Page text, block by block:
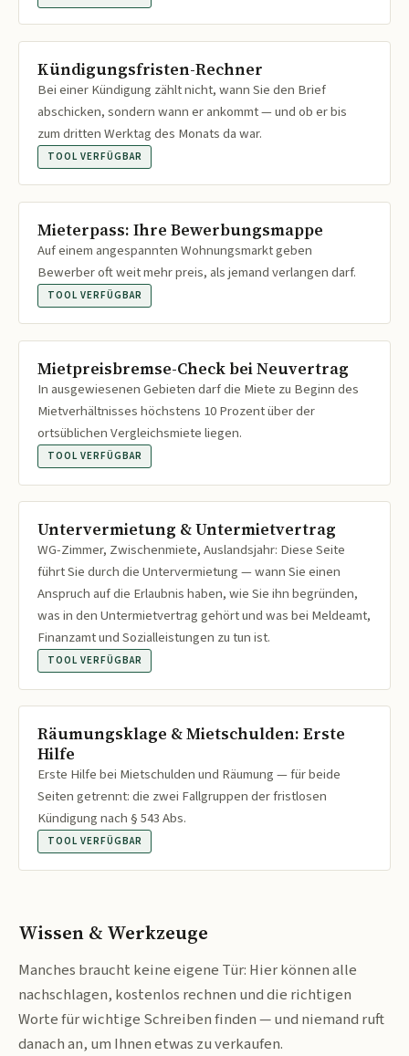
Kündigungsfristen-Rechner
Bei einer Kündigung zählt nicht, wann Sie den Brief
abschicken, sondern wann er ankommt — und ob er bis
zum dritten Werktag des Monats da war.
TOOL VERFÜGBAR
Mieterpass: Ihre Bewerbungsmappe
Auf einem angespannten Wohnungsmarkt geben
Bewerber oft weit mehr preis, als jemand verlangen darf.
TOOL VERFÜGBAR
Mietpreisbremse-Check bei Neuvertrag
In ausgewiesenen Gebieten darf die Miete zu Beginn des
Mietverhältnisses höchstens 10 Prozent über der
ortsüblichen Vergleichsmiete liegen.
TOOL VERFÜGBAR
Untervermietung & Untermietvertrag
WG-Zimmer, Zwischenmiete, Auslandsjahr: Diese Seite
führt Sie durch die Untervermietung — wann Sie einen
Anspruch auf die Erlaubnis haben, wie Sie ihn begründen,
was in den Untermietvertrag gehört und was bei Meldeamt,
Finanzamt und Sozialleistungen zu tun ist.
TOOL VERFÜGBAR
Räumungsklage & Mietschulden: Erste
Hilfe
Erste Hilfe bei Mietschulden und Räumung — für beide
Seiten getrennt: die zwei Fallgruppen der fristlosen
Kündigung nach § 543 Abs.
TOOL VERFÜGBAR
Wissen & Werkzeuge
Manches braucht keine eigene Tür: Hier können alle
nachschlagen, kostenlos rechnen und die richtigen
Worte für wichtige Schreiben finden — und niemand ruft
danach an, um Ihnen etwas zu verkaufen.